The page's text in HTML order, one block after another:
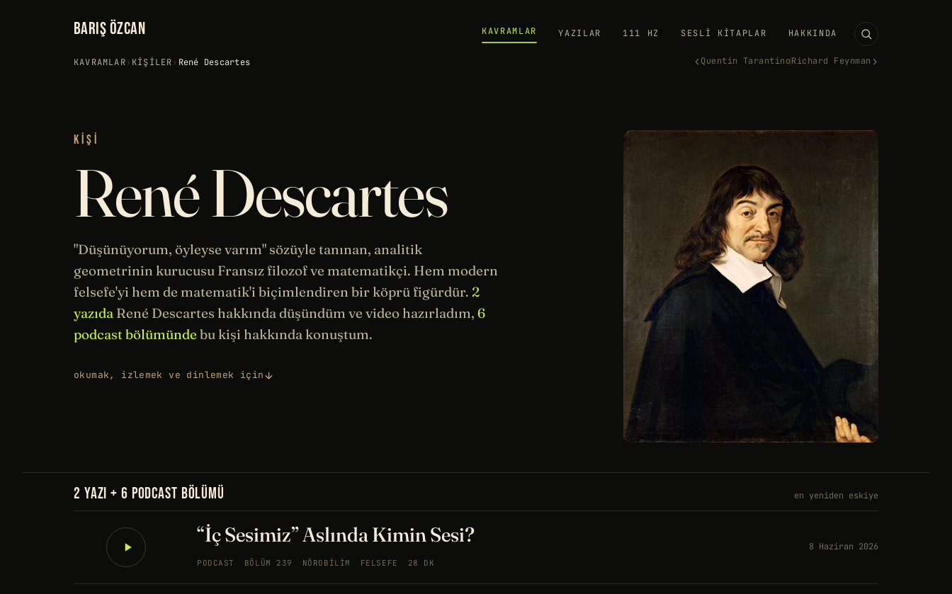
BARIŞ ÖZCAN KAVRAMLAR YAZILAR 111 HZ SESLI KITAPLAR HAKKINDA
KAVRAMLAR› KIŞILER› René Descartes ‹Quentin TarantinoRichard Feynman ›
KIŞI
René Descartes
"Düşünüyorum, öyleyse varım" sözüyle tanınan, analitik
geometrinin kurucusu Fransız filozof ve matematikçi. Hem modern
felsefe'yi hem de matematik'i biçimlendiren bir köprü figürdür. 2
yazıda René Descartes hakkında düşündüm ve video hazırladım, 6
podcast bölümünde bu kişi hakkında konuştum.
okumak, izlemek ve dinlemek için
2 YAZI + 6 PODCAST BÖLÜMÜ en yeniden eskiye
“İç Sesimiz” Aslında Kimin Sesi?
PODCAST BÖLÜM 239 NÖROBILIM FELSEFE 28 DK
8 Haziran 2026